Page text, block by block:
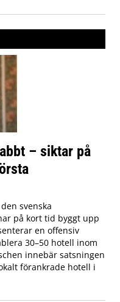
– siktar på
svenska
på kort tid byggt upp
en offensiv
30–50 hotell inom
innebär satsningen
förankrade hotell i